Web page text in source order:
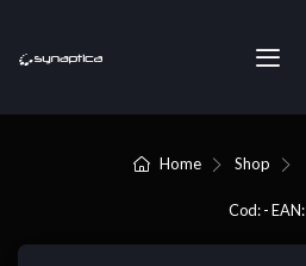
Home Shop
Cod: - EAN: